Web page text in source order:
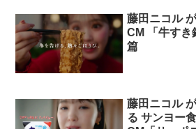
藤田ニコル
CM 「牛すき
篇
藤田ニコル
る サンヨー